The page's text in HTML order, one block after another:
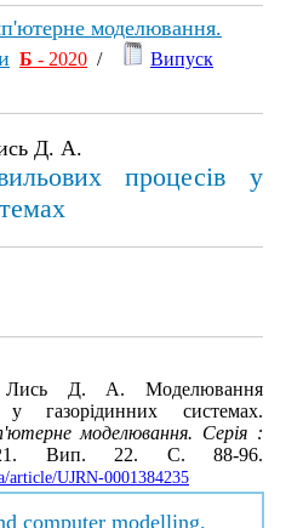
моделювання.
Б - 2020 /
Випуск
Д. А.
процесів у
Д. А. Моделювання
газорідинних системах.
моделювання. Серія :
Вип. 22. С. 88-96.
article/UJRN-0001384235
computer modelling.